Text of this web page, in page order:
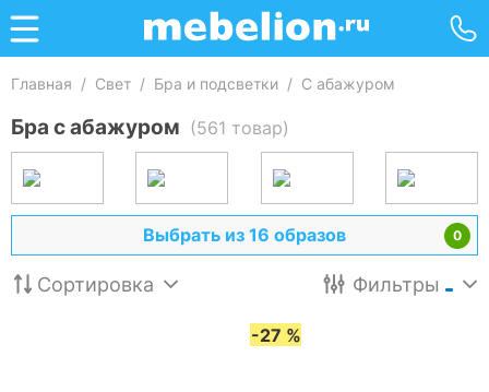
Главная / Свет / Бра и подсветки / С абажуром
Бра с абажуром (561 товар)
0
Выбрать из 16 образов
Сортировка Фильтры
-27 %